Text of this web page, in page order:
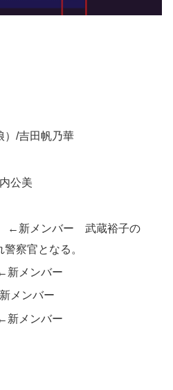
）/吉田帆乃華
公美
←新メンバー 武蔵裕子の
察官となる。
新メンバー
メンバー
メンバー